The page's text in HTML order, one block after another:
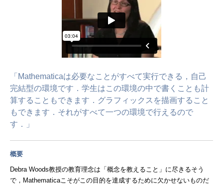
「Mathematicaは必要なことがすべて実行できる，自己
完結型の環境です．学生はこの環境の中で書くことも計
算することもできます．グラフィックスを描画すること
もできます．それがすべて一つの環境で行えるので
す．」
概要
Debra Woods教授の教育理念は「概念を教えること」に尽きるそう
で，Mathematicaこそがこの目的を達成するために欠かせないものだ